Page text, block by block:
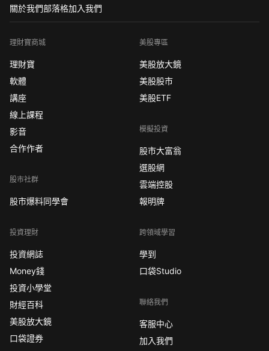
關於我們部落格加入我們
理財寶商城
理財寶
軟體
講座
線上課程
影音
合作作者
股市社群
股市爆料同學會
投資理財
投資網誌
Money錢
投資小學堂
財經百科
美股放大鏡
口袋證券
美股專區
美股放大鏡
美股股市
美股ETF
模擬投資
股市大富翁
選股網
雲端控股
報明牌
跨領域學習
學到
口袋Studio
聯絡我們
客服中心
加入我們